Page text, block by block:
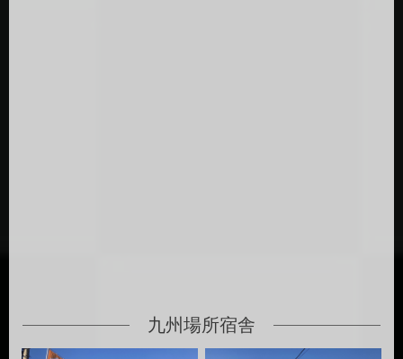
九州場所宿舎